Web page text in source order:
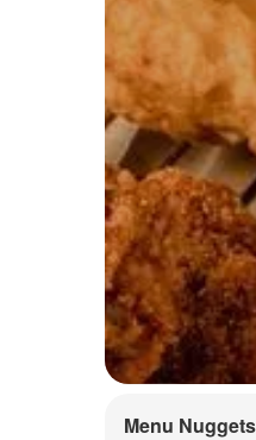
Menu Nuggets